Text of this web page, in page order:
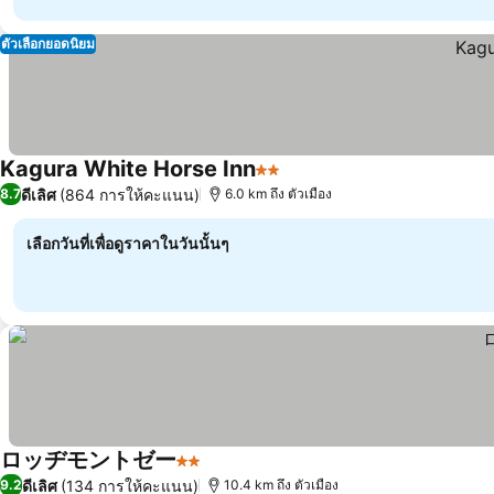
ตัวเลือกยอดนิยม
Kagura White Horse Inn2 ดาว
8.7ดีเลิศ (864 การให้คะแนน) 6.0 km ถึง ตัวเมือง
เลือกวันที่เพื่อดูราคาในวันนั้นๆ
ロッヂモントゼー2 ดาว
9.2ดีเลิศ (134 การให้คะแนน) 10.4 km ถึง ตัวเมือง